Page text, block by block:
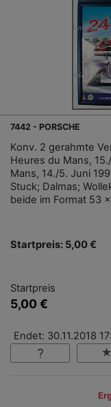
7442 - PORSCHE
Konv. 2 gerahmte
Heures du Mans,
Mans, 14./5. Juni
Stuck; Dalmas;
beide im Format 53
Startpreis: 5,00 €
Startpreis
5,00 €
Endet: 30.11.2018